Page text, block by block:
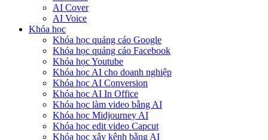
AI Cover
AI Voice
Khóa học
Khóa học quảng cáo Google
Khóa học quảng cáo Facebook
Khóa học Youtube
Khóa học AI cho doanh nghiệp
Khóa học AI Conversion
Khóa học AI In Office
Khóa học làm video bằng AI
Khóa học Midjourney AI
Khóa học edit video Capcut
Khóa học xây kênh bằng AI